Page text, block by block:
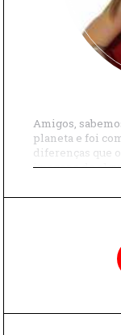
Amigos,
planeta e foi
diferenças que
imagens de
na Turquia, ao
do mundo